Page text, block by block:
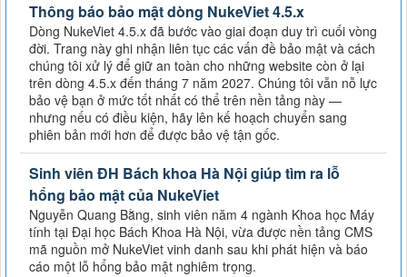
Thông báo bảo mật dòng NukeViet 4.5.x
Dòng NukeViet 4.5.x đã bước vào giai đoạn duy trì cuối vòng
đời. Trang này ghi nhận liên tục các vấn đề bảo mật và cách
chúng tôi xử lý để giữ an toàn cho những website còn ở lại
trên dòng 4.5.x đến tháng 7 năm 2027. Chúng tôi vẫn nỗ lực
bảo vệ bạn ở mức tốt nhất có thể trên nền tảng này —
nhưng nếu có điều kiện, hãy lên kế hoạch chuyển sang
phiên bản mới hơn để được bảo vệ tận gốc.
Sinh viên ĐH Bách khoa Hà Nội giúp tìm ra lỗ
hổng bảo mật của NukeViet
Nguyễn Quang Bằng, sinh viên năm 4 ngành Khoa học Máy
tính tại Đại học Bách Khoa Hà Nội, vừa được nền tảng CMS
mã nguồn mở NukeViet vinh danh sau khi phát hiện và báo
cáo một lỗ hổng bảo mật nghiêm trọng.